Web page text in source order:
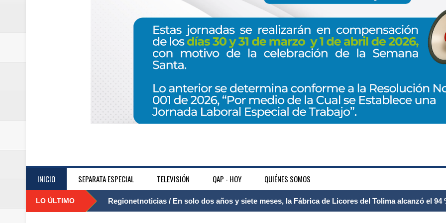
INICIO SEPARATA ESPECIAL TELEVISIÓN QAP - HOY QUIÉNES SOMOS
LO ÚLTIMO Regionetnoticias / El Aeropuerto Internacional Matecaña fortalece su conectividad con una